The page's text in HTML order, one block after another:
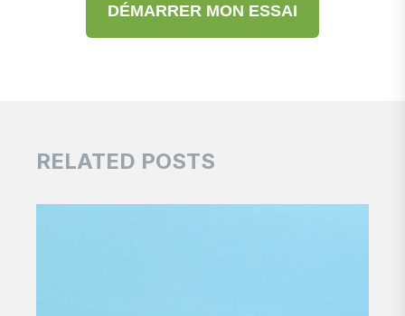
DÉMARRER MON ESSAI
RELATED POSTS